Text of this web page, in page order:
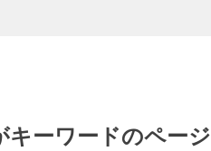
変更のお知らせ
キーワードのページ